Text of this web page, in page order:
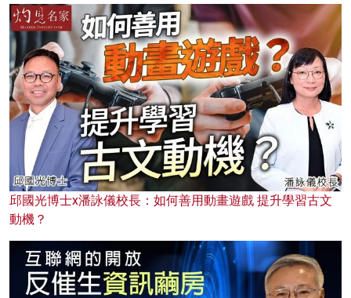
邱國光博士x潘詠儀校長：如何善用動畫遊戲 提升學習古文
動機？